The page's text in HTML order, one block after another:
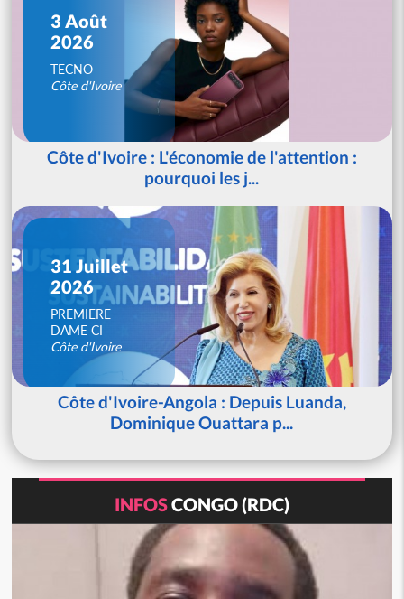
3 Août
2026
TECNO
Côte d'Ivoire
Côte d'Ivoire : L'économie de l'attention :
pourquoi les j...
31 Juillet
2026
PREMIERE
DAME CI
Côte d'Ivoire
Côte d'Ivoire-Angola : Depuis Luanda,
Dominique Ouattara p...
INFOSCONGO (RDC)